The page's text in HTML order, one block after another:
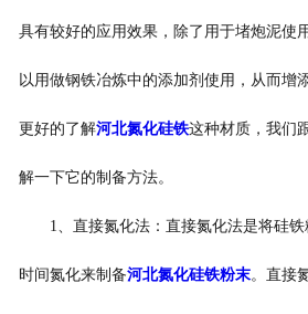
具有较好的应用效果，除了用于堵炮泥使
以用做钢铁冶炼中的添加剂使用，从而增
更好的了解河北氮化硅铁这种材质，我们
解一下它的制备方法。
1、直接氮化法：直接氮化法是将硅
时间氮化来制备河北氮化硅铁粉末。直接